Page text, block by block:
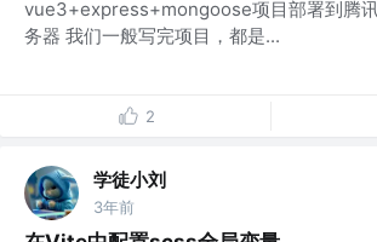
vue3+express+mongoose项目部署到腾
务器 我们一般写完项目，都是...
2
学徒小刘
3年前